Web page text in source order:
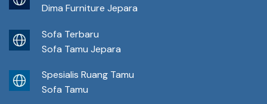
Dima Furniture Jepara
Sofa Terbaru
Sofa Tamu Jepara
Spesialis Ruang Tamu
Sofa Tamu